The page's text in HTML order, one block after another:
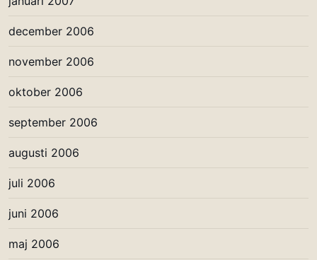
december 2006
november 2006
oktober 2006
september 2006
augusti 2006
juli 2006
juni 2006
maj 2006